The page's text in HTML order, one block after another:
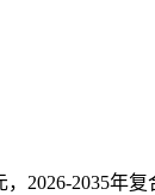
2026-2035年